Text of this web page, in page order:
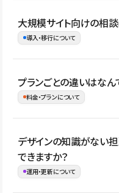
はい。既存サイトの構成や
Studio上に再構築する形で
イト全体のデザインや設定
め、移行後にページ構成や
大規模サイト向けの相
導入・移行について
はい。アクセス規模が大き
理、セキュリティ確認、既
ない段階でも、お問い合わ
お問合せはこちら
プランごとの違いはなん
料金・プランについて
公開ページ数、バージョン
管理の有無などがプランご
ージをご覧ください。
デザインの知識がない
できますか？
運用・更新について